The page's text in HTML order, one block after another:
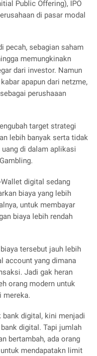
Public Offering), IPO
di pasar modal
pecah, sebagian saham
memungkinakn
dari investor. Namun
apapun dari netzme,
perushaaan
target strategi
lebih banyak serta tidak
di dalam aplikasi
digital sedang
biaya yang lebih
untuk membayar
biaya lebih rendah
tersebut jauh lebih
account yang dimana
Jadi gak heran
orang modern untuk
mereka.
bank digital, kini menjadi
digital. Tapi jumlah
bertambah, ada orang
mendapatakn limit